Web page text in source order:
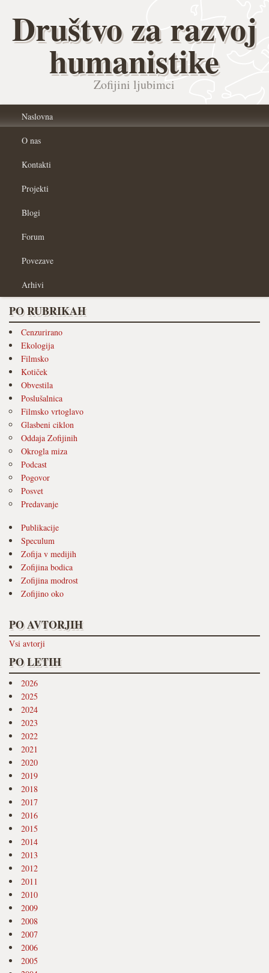
Društvo za razvoj
humanistike
Zofijini ljubimci
Naslovna
O nas
Kontakti
Projekti
Blogi
Forum
Povezave
Arhivi
PO RUBRIKAH
Cenzurirano
Ekologija
Filmsko
Kotiček
Obvestila
Poslušalnica
Filmsko vrtoglavo
Glasbeni ciklon
Oddaja Zofijinih
Okrogla miza
Podcast
Pogovor
Posvet
Predavanje
Publikacije
Speculum
Zofija v medijih
Zofijina bodica
Zofijina modrost
Zofijino oko
PO AVTORJIH
Vsi avtorji
PO LETIH
2026
2025
2024
2023
2022
2021
2020
2019
2018
2017
2016
2015
2014
2013
2012
2011
2010
2009
2008
2007
2006
2005